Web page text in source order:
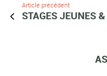
Article précédent
STAGES JEUNES